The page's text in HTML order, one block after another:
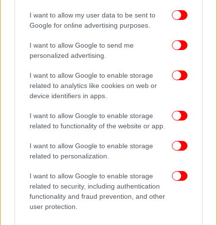
I want to allow my user data to be sent to
Google for online advertising purposes.
I want to allow Google to send me
personalized advertising.
I want to allow Google to enable storage
related to analytics like cookies on web or
device identifiers in apps.
I want to allow Google to enable storage
related to functionality of the website or app.
I want to allow Google to enable storage
related to personalization.
I want to allow Google to enable storage
related to security, including authentication
functionality and fraud prevention, and other
user protection.
της αδυναμίας της να προστατέψει επαρκώς τη
Γροιλανδία αλλά και λόγω των αμερικανικών
εγγυήσεων ασφαλείας που απολαμβάνει μέσω τυ
ΝΑΤΟ, σύμφωνα με τον ερευνητή του Κέντρου
Κοπεγχάγης, Κρίστιαν Σέμπι Κρίστενσεν.
Από την άλλη οι αμερικανικές επενδύσεις είναι
περιορισμένες στον κλάδο εξόρυξης της
Γροιλανδίας, αφού οι εταιρείες που
Καναδικές, Αυστραλιανές ή Βρετανικές.
Μπορεί ο Τραμπ να αγοράσει τη Γροιλανδία;
Σύμφωνα με τον Ulrik Pram Gad, ανώτερο ερευνητή
και εμπειρογνώμονα στη Γροιλανδία, η ιδέα της